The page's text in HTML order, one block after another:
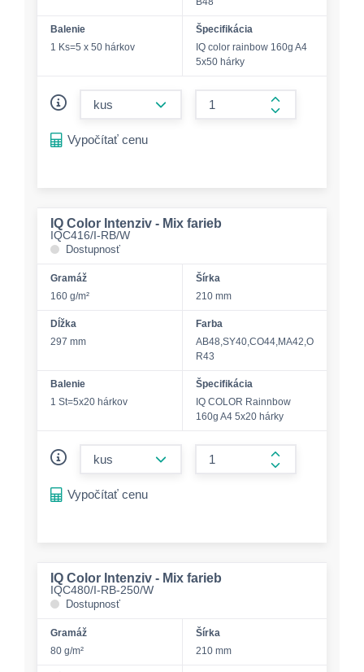
Balenie
1 Ks=5 x 50 hárkov
Špecifikácia
IQ color rainbow 160g A4
5x50 hárky
form.increase-
Vypočítať cenu
IQ Color Intenziv - Mix farieb
IQC416/I-RB/W
Dostupnosť
Gramáž
160 g/m²
Šírka
210 mm
Dĺžka
297 mm
Farba
AB48,SY40,CO44,MA42,O
R43
Balenie
1 St=5x20 hárkov
Špecifikácia
IQ COLOR Rainnbow
160g A4 5x20 hárky
form.increase-
Vypočítať cenu
IQ Color Intenziv - Mix farieb
IQC480/I-RB-250/W
Dostupnosť
Gramáž
80 g/m²
Šírka
210 mm